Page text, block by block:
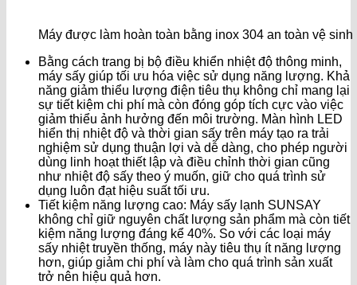
Máy được làm hoàn toàn bằng inox 304 an toàn vệ sinh
Bằng cách trang bị bộ điều khiển nhiệt độ thông minh,
máy sấy giúp tối ưu hóa việc sử dụng năng lượng. Khả
năng giảm thiểu lượng điện tiêu thụ không chỉ mang lại
sự tiết kiệm chi phí mà còn đóng góp tích cực vào việc
giảm thiểu ảnh hưởng đến môi trường. Màn hình LED
hiển thị nhiệt độ và thời gian sấy trên máy tạo ra trải
nghiệm sử dụng thuận lợi và dễ dàng, cho phép người
dùng linh hoạt thiết lập và điều chỉnh thời gian cũng
như nhiệt độ sấy theo ý muốn, giữ cho quá trình sử
dụng luôn đạt hiệu suất tối ưu.
Tiết kiệm năng lượng cao: Máy sấy lạnh SUNSAY
không chỉ giữ nguyên chất lượng sản phẩm mà còn tiết
kiệm năng lượng đáng kể 40%. So với các loại máy
sấy nhiệt truyền thống, máy này tiêu thụ ít năng lượng
hơn, giúp giảm chi phí và làm cho quá trình sản xuất
trở nên hiệu quả hơn.